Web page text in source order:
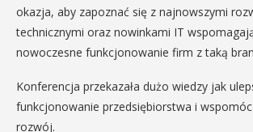
okazja, aby zapoznać się z najnowszymi
technicznymi oraz nowinkami IT
nowoczesne funkcjonowanie firm z taką
Konferencja przekazała dużo wiedzy jak
funkcjonowanie przedsiębiorstwa i
rozwój.